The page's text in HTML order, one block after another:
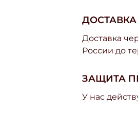
ДОСТАВКА
Доставка
России до
ЗАЩИТА
У нас